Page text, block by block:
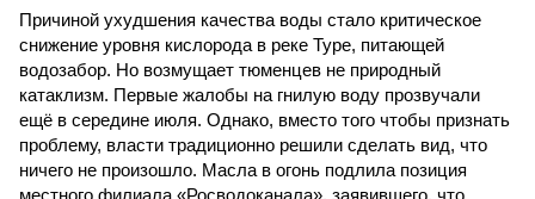
Причиной ухудшения качества воды стало критическое
снижение уровня кислорода в реке Туре, питающей
водозабор. Но возмущает тюменцев не природный
катаклизм. Первые жалобы на гнилую воду прозвучали
ещё в середине июля. Однако, вместо того чтобы признать
проблему, власти традиционно решили сделать вид, что
ничего не произошло. Масла в огонь подлила позиция
местного филиала «Росводоканала», заявившего, что